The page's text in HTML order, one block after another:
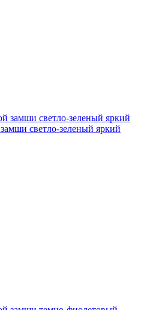
светло-зеленый яркий